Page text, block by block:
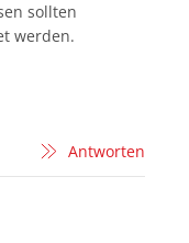
sollten
werden.
Antworten